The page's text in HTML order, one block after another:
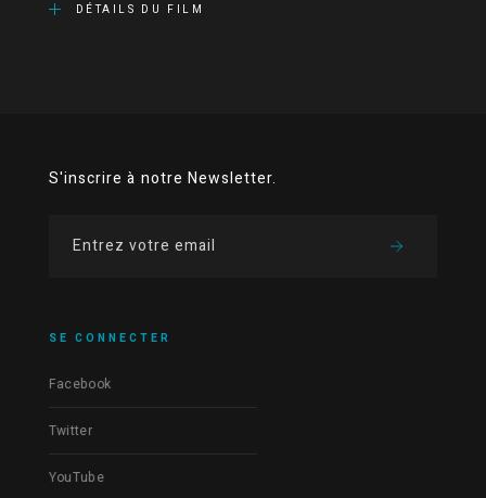
DÉTAILS DU FILM
S'inscrire à notre Newsletter.
SE CONNECTER
Facebook
Twitter
YouTube